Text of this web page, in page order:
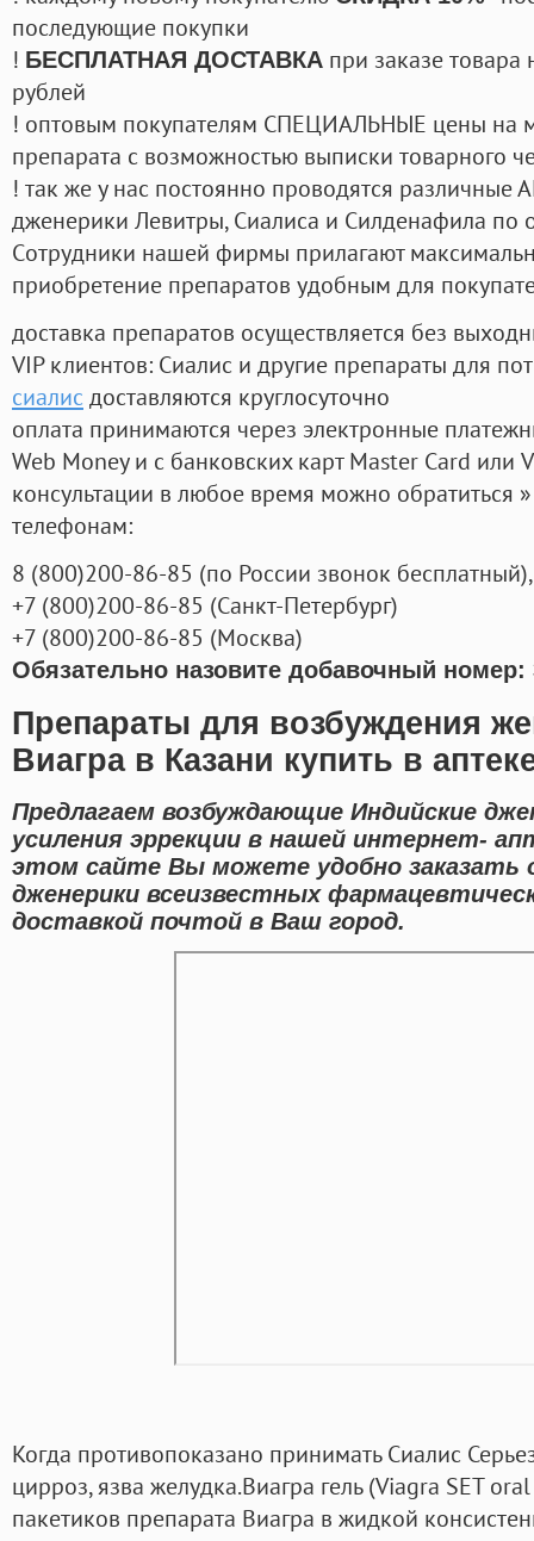
последующие покупки
! БЕСПЛАТНАЯ ДОСТАВКА при заказе
рублей
! оптовым покупателям СПЕЦИАЛЬНЫЕ цены на
препарата с возможностью выписки товарного
! так же у нас постоянно проводятся
дженерики Левитры, Сиалиса и Силденафила по
Cотрудники нашей фирмы прилагают
приобретение препаратов удобным для
доставка препаратов осуществляется без
VIP клиентов: Сиалис и другие препараты для
сиалис доставляются круглосуточно
оплата принимаются через электронные
Web Money и с банковских карт Master Card или
консультации в любое время можно обратиться
телефонам:
8 (800)200-86-85 (по России звонок бесплатный),
+7 (800)200-86-85 (Санкт-Петербург)
+7 (800)200-86-85 (Москва)
Обязательно назовите добавочный номер:
Препараты для возбуждения
Виагра в Казани купить в
Предлагаем возбуждающие Индийские
усиления эррекции в нашей интернет-
этом сайте Вы можете удобно заказать
дженерики всеизвестных
доставкой почтой в Ваш город.
Когда противопоказано принимать Сиалис
цирроз, язва желудка.Виагра гель (Viagra SET
пакетиков препарата Виагра в жидкой